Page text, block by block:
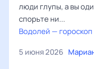
люди глупы, а вы
спорьте ни...
Водолей — гороскоп
5 июня 2026